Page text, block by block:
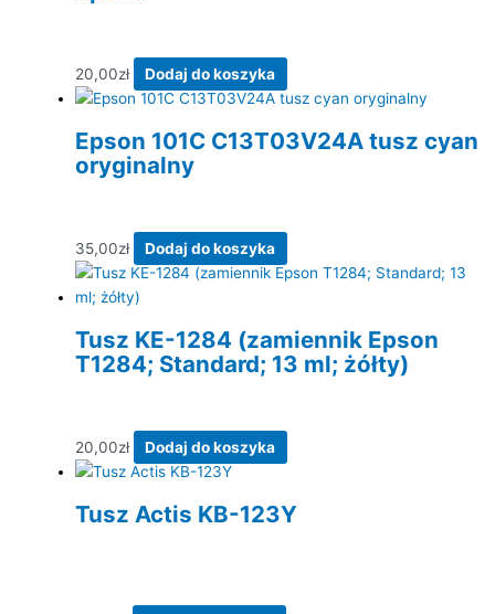
20,00zł Dodaj do koszyka
Epson 101C C13T03V24A tusz cyan
oryginalny
35,00zł Dodaj do koszyka
Tusz KE-1284 (zamiennik Epson
T1284; Standard; 13 ml; żółty)
20,00zł Dodaj do koszyka
Tusz Actis KB-123Y